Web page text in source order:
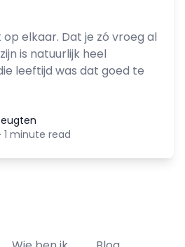
elkaar. Dat je zó vroeg al
is natuurlijk heel
leeftijd was dat goed te
· 1 minute read